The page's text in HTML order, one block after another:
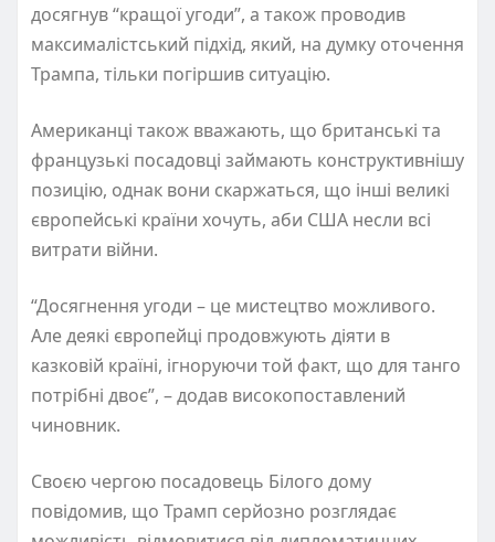
досягнув “кращої угоди”, а також проводив
максималістський підхід, який, на думку оточення
Трампа, тільки погіршив ситуацію.
Американці також вважають, що британські та
французькі посадовці займають конструктивнішу
позицію, однак вони скаржаться, що інші великі
європейські країни хочуть, аби США несли всі
витрати війни.
“Досягнення угоди – це мистецтво можливого.
Але деякі європейці продовжують діяти в
казковій країні, ігноруючи той факт, що для танго
потрібні двоє”, – додав високопоставлений
чиновник.
Своєю чергою посадовець Білого дому
повідомив, що Трамп серйозно розглядає